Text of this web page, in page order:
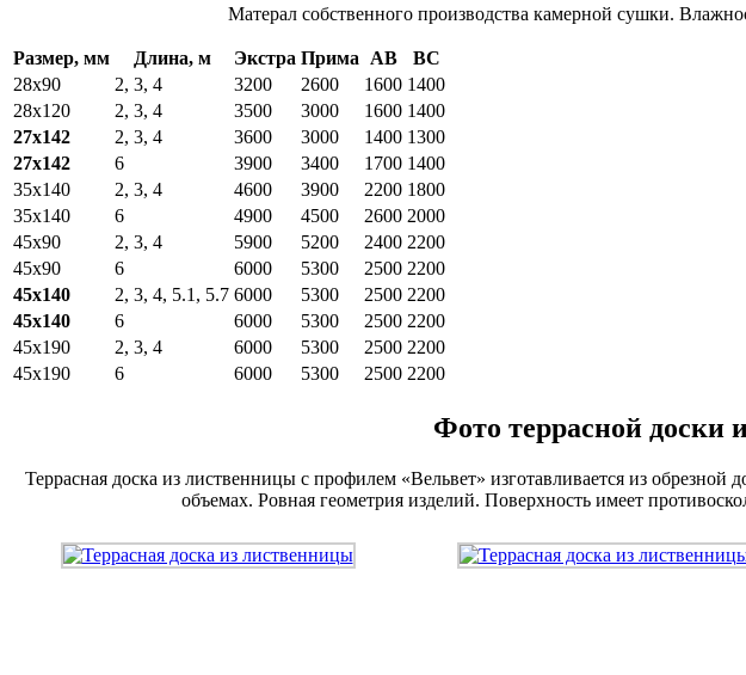
Матерал собственного производства камерной сушки.
Размер, мм Длина, м Экстра Прима АВ
ВС
28х90
2, 3, 4 3200 2600 1600 1400
28х120
2, 3, 4 3500 3000 1600 1400
27х142
2, 3, 4 3600 3000 1400 1300
27х142
6 3900 3400 1700 1400
35х140
2, 3, 4 4600 3900 2200 1800
35х140
6 4900 4500 2600 2000
45х90
2, 3, 4 5900 5200 2400 2200
45х90
6 6000 5300 2500 2200
45х140
2, 3, 4, 5.1, 5.7 6000 5300 2500 2200
45х140
6 6000 5300 2500 2200
45х190
2, 3, 4 6000 5300 2500 2200
45х190
6 6000 5300 2500 2200
Фото террасной доски
Террасная доска из лиственницы с профилем «Вельвет» изготавливается из
объемах. Ровная геометрия изделий. Поверхность имеет